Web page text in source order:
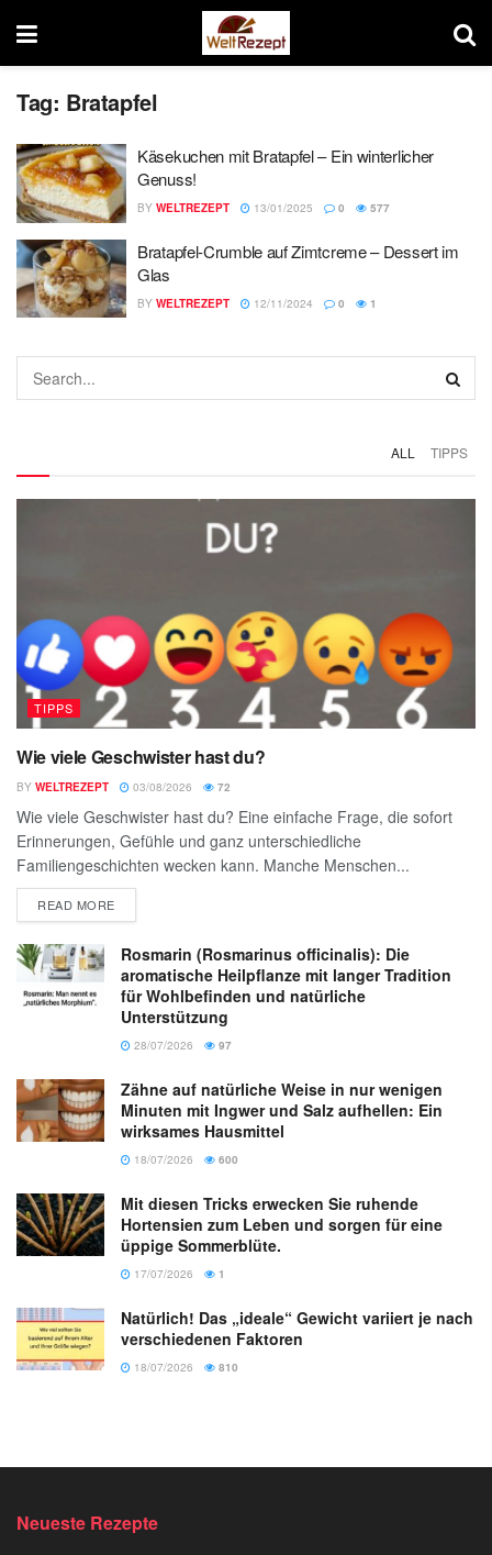
Tag: Bratapfel
Käsekuchen mit Bratapfel – Ein winterlicher
Genuss!
BY WELTREZEPT 13/01/2025 0 577
Bratapfel-Crumble auf Zimtcreme – Dessert im
Glas
BY WELTREZEPT 12/11/2024 0 1
ALL TIPPS
TIPPS
Wie viele Geschwister hast du?
BY WELTREZEPT 03/08/2026 72
Wie viele Geschwister hast du? Eine einfache Frage, die sofort
Erinnerungen, Gefühle und ganz unterschiedliche
Familiengeschichten wecken kann. Manche Menschen...
READ MORE
Rosmarin (Rosmarinus officinalis): Die
aromatische Heilpflanze mit langer Tradition
für Wohlbefinden und natürliche
Unterstützung
28/07/2026 97
Zähne auf natürliche Weise in nur wenigen
Minuten mit Ingwer und Salz aufhellen: Ein
wirksames Hausmittel
18/07/2026 600
Mit diesen Tricks erwecken Sie ruhende
Hortensien zum Leben und sorgen für eine
üppige Sommerblüte.
17/07/2026 1
Natürlich! Das „ideale“ Gewicht variiert je nach
verschiedenen Faktoren
18/07/2026 810
Neueste Rezepte